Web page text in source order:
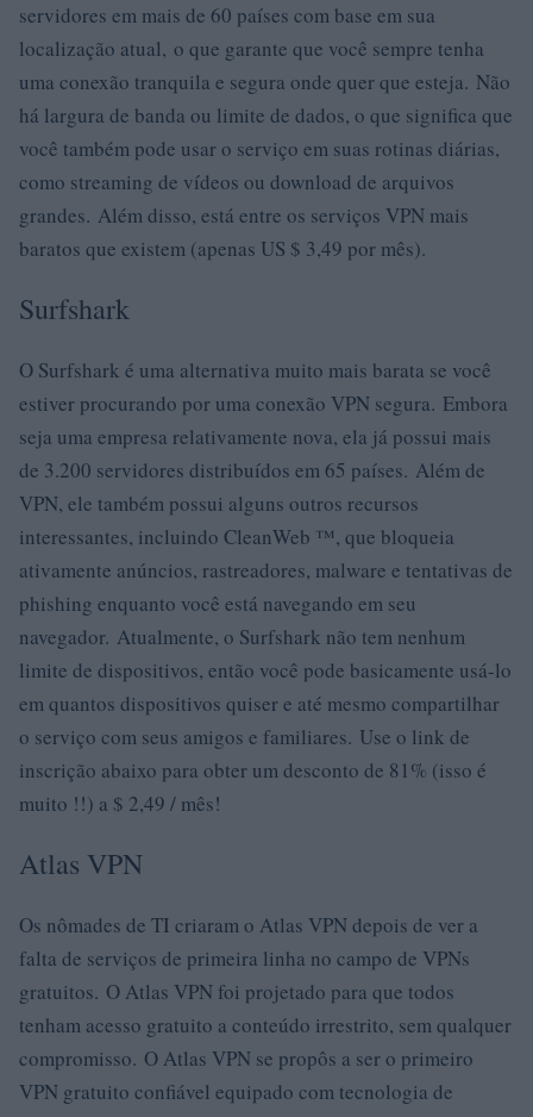
servidores em mais de 60 países com base em sua
localização atual, o que garante que você sempre tenha
uma conexão tranquila e segura onde quer que esteja. Não
há largura de banda ou limite de dados, o que significa que
você também pode usar o serviço em suas rotinas diárias,
como streaming de vídeos ou download de arquivos
grandes. Além disso, está entre os serviços VPN mais
baratos que existem (apenas US $ 3,49 por mês).
Surfshark
O Surfshark é uma alternativa muito mais barata se você
estiver procurando por uma conexão VPN segura. Embora
seja uma empresa relativamente nova, ela já possui mais
de 3.200 servidores distribuídos em 65 países. Além de
VPN, ele também possui alguns outros recursos
interessantes, incluindo CleanWeb ™, que bloqueia
ativamente anúncios, rastreadores, malware e tentativas de
phishing enquanto você está navegando em seu
navegador. Atualmente, o Surfshark não tem nenhum
limite de dispositivos, então você pode basicamente usá-lo
em quantos dispositivos quiser e até mesmo compartilhar
o serviço com seus amigos e familiares. Use o link de
inscrição abaixo para obter um desconto de 81% (isso é
muito !!) a $ 2,49 / mês!
Atlas VPN
Os nômades de TI criaram o Atlas VPN depois de ver a
falta de serviços de primeira linha no campo de VPNs
gratuitos. O Atlas VPN foi projetado para que todos
tenham acesso gratuito a conteúdo irrestrito, sem qualquer
compromisso. O Atlas VPN se propôs a ser o primeiro
VPN gratuito confiável equipado com tecnologia de